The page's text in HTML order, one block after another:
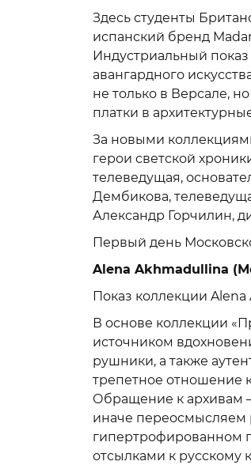
Здесь студенты
испанский бренд
Индустриальный
авангардного
не только в Версале,
платки в
За новыми
герои светской
телеведущая,
Дембикова,
Александр Горчилин,
Первый день
Alena Akhmadullina
Показ коллекции
В основе коллекции
источником
рушники, а также
трепетное отношение
Обращение к архивам
иначе переосмысляем
гипертрофированном
отсылками к русскому